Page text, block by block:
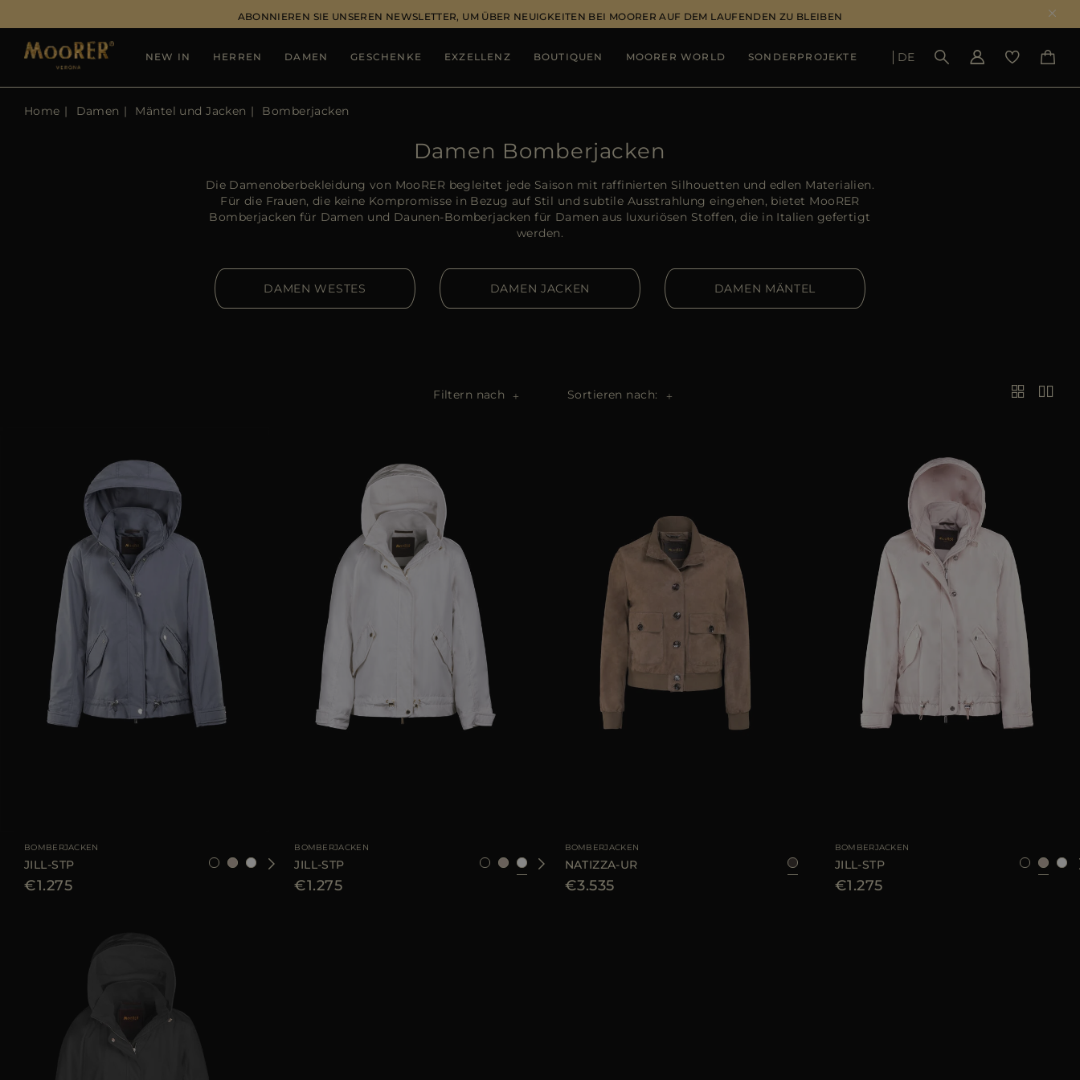
ABONNIEREN SIE UNSEREN NEWSLETTER, UM ÜBER NEUIGKEITEN BEI MOORER AUF DEM LAUFENDEN ZU BLEIBEN
ERGEBNISSE ANSEHEN
NEW IN HERREN DAMEN GESCHENKE EXZELLENZ BOUTIQUEN MOORER WORLD SONDERPROJEKTE DE
Home Damen Mäntel und Jacken Bomberjacken
Damen Bomberjacken
Die Damenoberbekleidung von MooRER begleitet jede Saison mit raffinierten Silhouetten und edlen Materialien.
Für die Frauen, die keine Kompromisse in Bezug auf Stil und subtile Ausstrahlung eingehen, bietet MooRER
Bomberjacken für Damen und Daunen-Bomberjacken für Damen aus luxuriösen Stoffen, die in Italien gefertigt
werden.
DAMEN WESTES DAMEN JACKEN DAMEN MÄNTEL
Filtern nach Sortieren nach:
BOMBERJACKEN
JILL-STP
€1.275
BOMBERJACKEN
JILL-STP
€1.275
BOMBERJACKEN
NATIZZA-UR
€3.535
BOMBERJACKEN
JILL-STP
€1.275